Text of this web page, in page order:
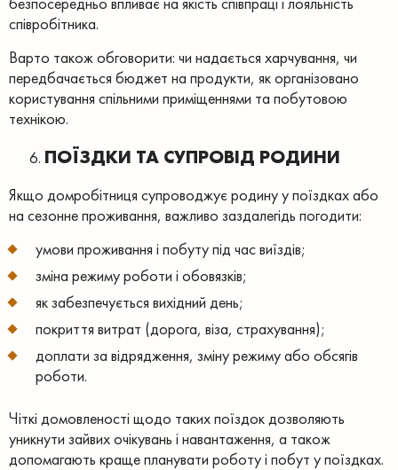
співробітника.
Варто також обговорити: чи надається харчування, чи
передбачається бюджет на продукти, як організовано
користування спільними приміщеннями та побутовою
технікою.
ПОЇЗДКИ ТА СУПРОВІД РОДИНИ
Якщо домробітниця супроводжує родину у поїздках або
на сезонне проживання, важливо заздалегідь погодити:
умови проживання і побуту під час виїздів;
зміна режиму роботи і обовязків;
як забезпечується вихідний день;
покриття витрат (дорога, віза, страхування);
доплати за відрядження, зміну режиму або обсягів
роботи.
Чіткі домовленості щодо таких поїздок дозволяють
уникнути зайвих очікувань і навантаження, а також
допомагають краще планувати роботу і побут у поїздках.